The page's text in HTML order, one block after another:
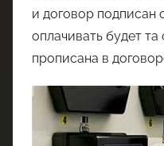
и договор подписан
оплачивать будет та
прописана в